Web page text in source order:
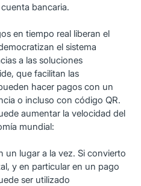
bancaria.
en tiempo real liberan el
el sistema
a las soluciones
que facilitan las
hacer pagos con un
o incluso con código QR.
aumentar la velocidad del
mundial:
un lugar a la vez. Si convierto
y en particular en un pago
ser utilizado